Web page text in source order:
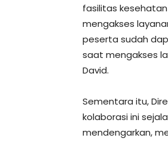
fasilitas
mengakses
peserta sudah
saat mengakses
David.
Sementara itu,
kolaborasi ini
mendengarkan,